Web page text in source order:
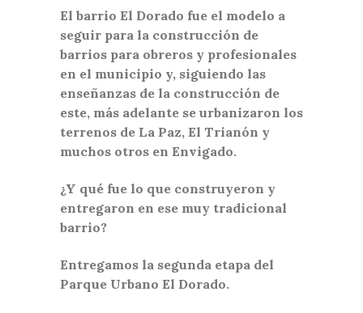
El barrio El Dorado fue el modelo a
seguir para la construcción de
barrios para obreros y profesionales
en el municipio y, siguiendo las
enseñanzas de la construcción de
este, más adelante se urbanizaron los
terrenos de La Paz, El Trianón y
muchos otros en Envigado.
¿Y qué fue lo que construyeron y
entregaron en ese muy tradicional
barrio?
Entregamos la segunda etapa del
Parque Urbano El Dorado.